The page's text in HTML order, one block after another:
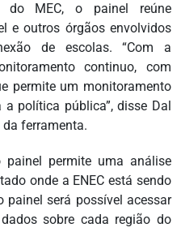
do MEC, o painel reúne
e outros órgãos envolvidos
de escolas. “Com a
continuo, com
permite um monitoramento
política pública”, disse Dal
ferramenta.
permite uma análise
onde a ENEC está sendo
painel será possível acessar
sobre cada região do